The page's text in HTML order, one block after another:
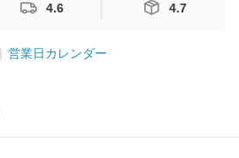
4.6 4.7
営業日カレンダー